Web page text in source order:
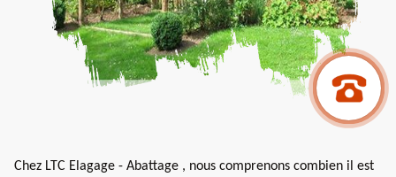
Chez LTC Elagage - Abattage , nous comprenons combien il est